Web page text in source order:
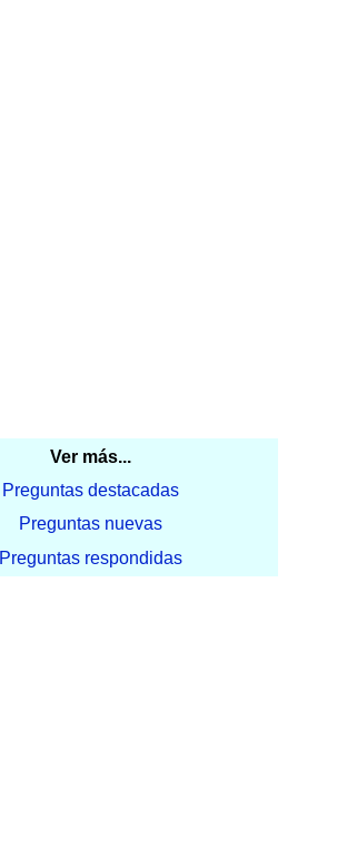
Ver más...
Preguntas destacadas
Preguntas nuevas
Preguntas respondidas